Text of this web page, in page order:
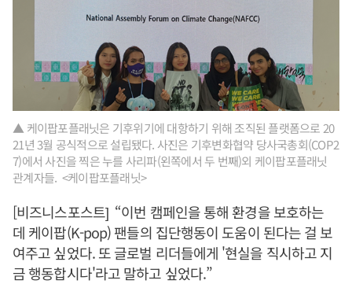
▲ 케이팝포플래닛은 기후위기에 대항하기 위해 조직된 플랫폼으로 20
21년 3월 공식적으로 설립됐다. 사진은 기후변화협약 당사국총회(COP2
7)에서 사진을 찍은 누를 사리파(왼쪽에서 두 번째)외 케이팝포플래닛
관계자들. <케이팝포플래닛>
[비즈니스포스트] “이번 캠페인을 통해 환경을 보호하는
데 케이팝(K-pop) 팬들의 집단행동이 도움이 된다는 걸 보
여주고 싶었다. 또 글로벌 리더들에게 '현실을 직시하고 지
금 행동합시다'라고 말하고 싶었다.”